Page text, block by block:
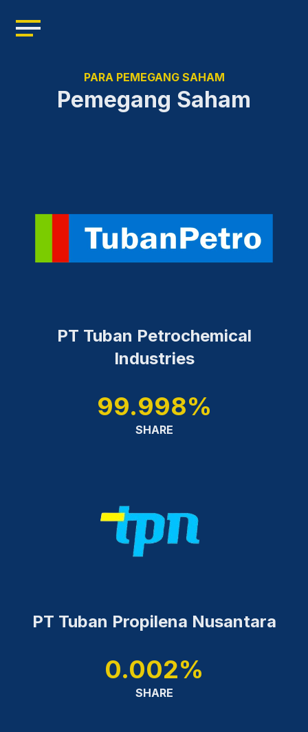
Home
Manajemen
PARA PEMEGANG SAHAM
Pemegang Saham
PT Tuban Petrochemical
Industries
99.998%
SHARE
PT Tuban Propilena Nusantara
0.002%
SHARE